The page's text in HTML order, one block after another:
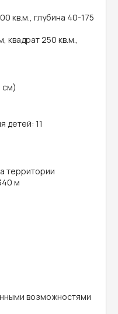
кв.м., глубина 40-175
квадрат 250 кв.м.,
см)
детей: 11
территории
м
возможностями